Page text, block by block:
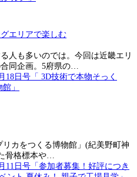
エリアで楽しむ
人も多いのでは。今回は近畿エリ
同企画。5府県の…
カをつくる博物館」(紀美野町神
骨格標本や…